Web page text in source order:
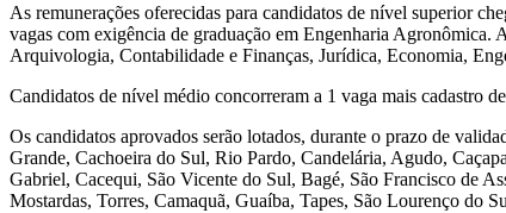
As remunerações oferecidas para candidatos de nível superior
vagas com exigência de graduação em Engenharia
Arquivologia, Contabilidade e Finanças, Jurídica, Economia,
Candidatos de nível médio concorreram a 1 vaga mais cadastro
Os candidatos aprovados serão lotados, durante o prazo de
Grande, Cachoeira do Sul, Rio Pardo, Candelária, Agudo,
Gabriel, Cacequi, São Vicente do Sul, Bagé, São Francisco de
Mostardas, Torres, Camaquã, Guaíba, Tapes, São Lourenço do